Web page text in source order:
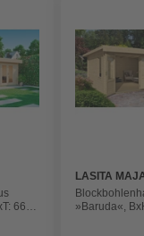
6688
LASITA
»Baruda«,